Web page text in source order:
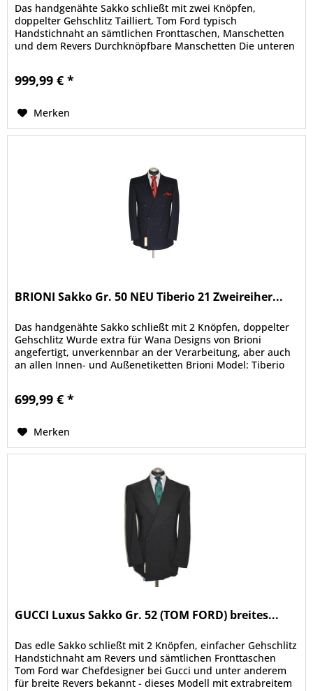
Das handgenähte Sakko schließt mit zwei Knöpfen,
doppelter Gehschlitz Tailliert, Tom Ford typisch
Handstichnaht an sämtlichen Fronttaschen, Manschetten
und dem Revers Durchknöpfbare Manschetten Die unteren
999,99 € *
Merken
BRIONI Sakko Gr. 50 NEU Tiberio 21 Zweireiher...
Das handgenähte Sakko schließt mit 2 Knöpfen, doppelter
Gehschlitz Wurde extra für Wana Designs von Brioni
angefertigt, unverkennbar an der Verarbeitung, aber auch
an allen Innen- und Außenetiketten Brioni Model: Tiberio
699,99 € *
Merken
GUCCI Luxus Sakko Gr. 52 (TOM FORD) breites...
Das edle Sakko schließt mit 2 Knöpfen, einfacher Gehschlitz
Handstichnaht am Revers und sämtlichen Fronttaschen
Tom Ford war Chefdesigner bei Gucci und unter anderem
für breite Revers bekannt - dieses Modell mit extrabreitem